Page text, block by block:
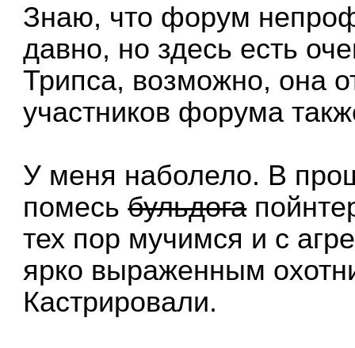
Знаю, что форум
давно, но здесь есть
Трипса, возможно, она
участников форума
У меня наболело. В
помесьбульдога
тех пор мучимся и с
ярко выраженным
Кастрировали.